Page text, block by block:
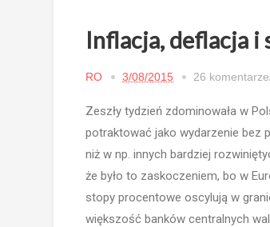
Inflacja, deflacja
RO 3/08/2015 26
Zeszły tydzień zdominowała w
potraktować jako wydarzenie bez
niż w np. innych bardziej
że było to zaskoczeniem, bo w
stopy procentowe oscylują w
większość banków centralnych